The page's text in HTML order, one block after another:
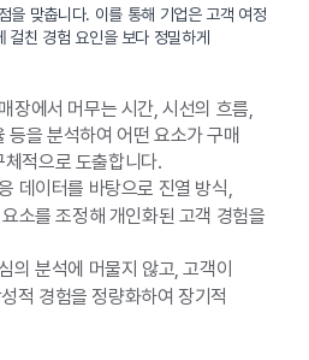
을 맞춥니다. 이를 통해 기업은 고객 여정
친 경험 요인을 보다 정밀하게
장에서 머무는 시간, 시선의 흐름,
등을 분석하여 어떤 요소가 구매
적으로 도출합니다.
데이터를 바탕으로 진열 방식,
소를 조정해 개인화된 고객 경험을
의 분석에 머물지 않고, 고객이
적 경험을 정량화하여 장기적